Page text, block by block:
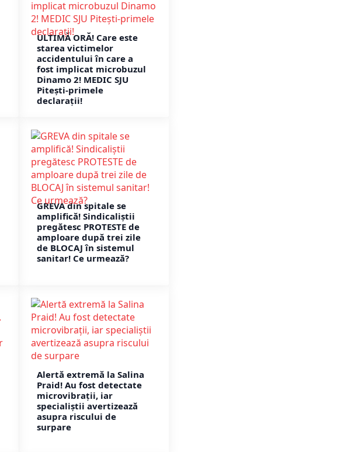
ULTIMĂ ORĂ! Care este
starea victimelor
accidentului în care a
fost implicat microbuzul
Dinamo 2! MEDIC SJU
Pitești-primele
declarații!
GREVA din spitale se
amplifică! Sindicaliștii
pregătesc PROTESTE de
amploare după trei zile
de BLOCAJ în sistemul
sanitar! Ce urmează?
Alertă extremă la Salina
Praid! Au fost detectate
microvibrații, iar
specialiștii avertizează
asupra riscului de
surpare